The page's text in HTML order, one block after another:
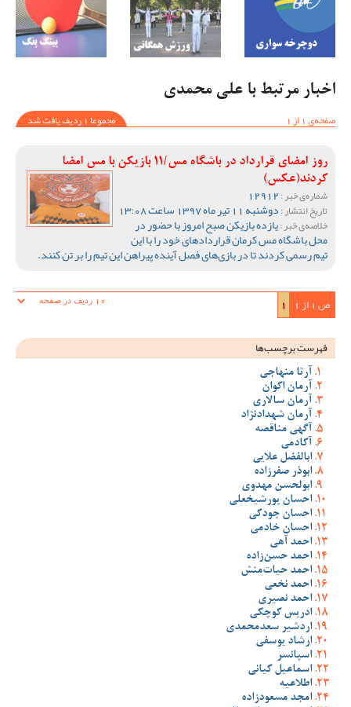
اخبار مرتبط با علی محمدی
صفحه‌ی 1 از 1
مجموعا 1 ردیف یافت شد
روز امضای قرارداد در باشگاه مس/11 بازیکن با مس امضا
کردند(عکس)
شماره‌ی خبر :
تاریخ انتشار :دوشنبه 11 تیر ماه 1397 ساعت 13:08
خلاصه‌ی خبر :یازده بازیکن صبح امروز با حضور در
محل باشگاه مس کرمان قراردادهای خود را با این
تیم رسمی کردند تا در بازی‌های فصل آینده پیراهن این تیم را بر تن کنند.
ص 1 از 1 1
فهرست برچسب‌ها
آرتا منهاجی
آرمان اکوان
آرمان سالاری
آرمان شهدادنژاد
آگهی مناقصه
آکادمی
ابالفضل علایی
ابوذر صفرزاده
ابولحسن مهدوی
احسان پورشیخعلی
احسان جودکی
احسان خادمی
احمد آهی
احمد حسن‌زاده
احمد حیات‌منش
احمد نخعی
احمد نصیری
ادریس کوچکی
اردشیر سعدمحمدی
ارشاد یوسفی
اسپانسر
اسماعیل کیانی
اطلاعیه
امجد مسعودزاده